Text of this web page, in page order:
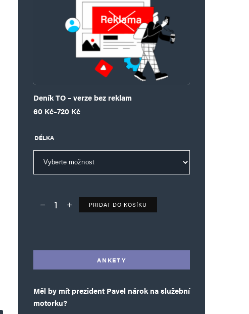
Deník TO – verze bez reklam
60 Kč–720 Kč
Rozpětí cen: 60 Kč až 720 Kč
DÉLKA
Deník TO – verze bez reklam množství
PŘIDAT DO KOŠÍKU
ANKETY
Měl by mít prezident Pavel nárok na služební
motorku?